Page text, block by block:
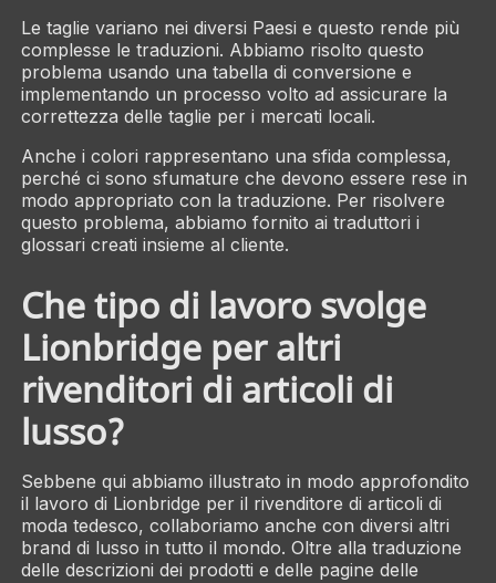
Le taglie variano nei diversi Paesi e questo rende più
complesse le traduzioni. Abbiamo risolto questo
problema usando una tabella di conversione e
implementando un processo volto ad assicurare la
correttezza delle taglie per i mercati locali.
Anche i colori rappresentano una sfida complessa,
perché ci sono sfumature che devono essere rese in
modo appropriato con la traduzione. Per risolvere
questo problema, abbiamo fornito ai traduttori i
glossari creati insieme al cliente.
Che tipo di lavoro svolge
Lionbridge per altri
rivenditori di articoli di
lusso?
Sebbene qui abbiamo illustrato in modo approfondito
il lavoro di Lionbridge per il rivenditore di articoli di
moda tedesco, collaboriamo anche con diversi altri
brand di lusso in tutto il mondo. Oltre alla traduzione
delle descrizioni dei prodotti e delle pagine delle